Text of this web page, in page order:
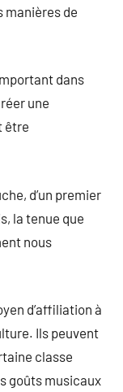
manières de
dans
une
être
d’un premier
la tenue que
nous
d’affiliation à
Ils peuvent
classe
goûts musicaux